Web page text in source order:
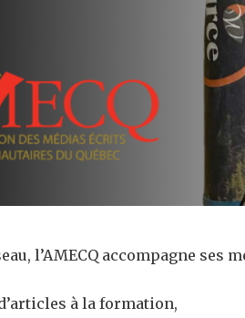
l’AMECQ accompagne ses
à la formation,